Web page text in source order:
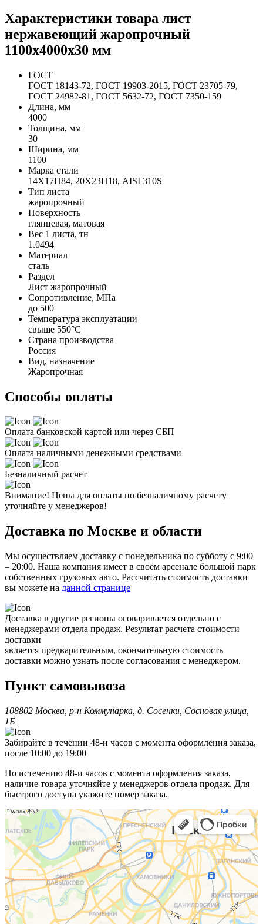
Характеристики товара лист
нержавеющий жаропрочный
1100х4000х30 мм
ГОСТ
ГОСТ 18143-72, ГОСТ 19903-2015, ГОСТ 23705-79,
ГОСТ 24982-81, ГОСТ 5632-72, ГОСТ 7350-159
Длина, мм
4000
Толщина, мм
30
Ширина, мм
1100
Марка стали
14Х17Н84, 20Х23Н18, AISI 310S
Тип листа
жаропрочный
Поверхность
глянцевая, матовая
Вес 1 листа, тн
1.0494
Материал
сталь
Раздел
Лист жаропрочный
Сопротивление, МПа
до 500
Температура эксплуатации
свыше 550°С
Страна производства
Россия
Вид, назначение
Жаропрочная
Способы оплаты
Оплата банковской картой или через СБП
Оплата наличными денежными средствами
Безналичный расчет
Внимание! Цены для оплаты по безналичному расчету
уточняйте у менеджеров!
Доставка по Москве и области
Мы осуществляем доставку с понедельника по субботу с 9:00
– 20:00. Наша компания имеет в своём арсенале большой парк
собственных грузовых авто. Рассчитать стоимость доставки
вы можете на данной странице
Доставка в другие регионы оговаривается отдельно с
менеджерами отдела продаж. Результат расчета стоимости
доставки
является предварительным, окончательную стоимость
доставки можно узнать после согласования с менеджером.
Пункт самовывоза
108802 Москва, р-н Коммунарка, д. Сосенки, Сосновая улица,
1Б
Забирайте в течении 48-и часов с момента оформления заказа,
после 10:00 до 19:00
По истечению 48-и часов с момента оформления заказа,
наличие товара уточняйте у менеджеров отдела продаж. Для
быстрого доступа укажите номер заказа.